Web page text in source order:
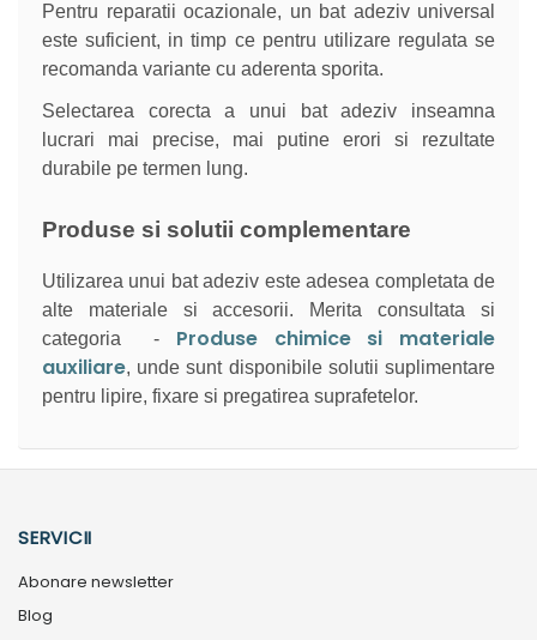
Pentru reparatii ocazionale, un bat adeziv universal
este suficient, in timp ce pentru utilizare regulata se
recomanda variante cu aderenta sporita.
Selectarea corecta a unui bat adeziv inseamna
lucrari mai precise, mai putine erori si rezultate
durabile pe termen lung.
Produse si solutii complementare
Utilizarea unui bat adeziv este adesea completata de
alte materiale si accesorii. Merita consultata si
categoria - Produse chimice si materiale
auxiliare, unde sunt disponibile solutii suplimentare
pentru lipire, fixare si pregatirea suprafetelor.
SERVICII
Abonare newsletter
Blog